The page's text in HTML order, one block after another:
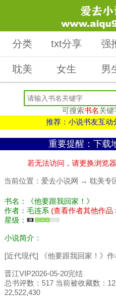
分类 txt分享 强
耽美 女生 男
可搜索书名关键
推荐：小说书友互动
重要提醒：下载
若无法访问，请更换浏览
当前位置： 爱去小说网 → 耽美专
书名：《他要跟我回家！》
作者：毛连系 (查看作者其他作品
星级：
小说简介：
[近代现代] 《他要跟我回家！》作
晋江VIP2026-05-20完结
总书评数：517 当前被收藏数：
22,522,430